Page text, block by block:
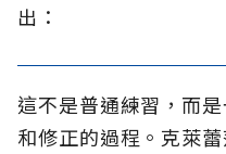
出：
這不是普通練習，而
和修正的過程。克萊